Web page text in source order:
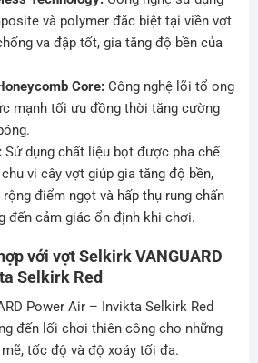
và polymer đặc biệt tại viền vợt
va đập tốt, gia tăng độ bền của
Core:Công nghệ lõi tổ ong
mạnh tối ưu đồng thời tăng cường
Sử dụng chất liệu bọt được pha chế
vi cây vợt giúp gia tăng độ bền,
điểm ngọt và hấp thụ rung chấn
đến cảm giác ổn định khi chơi.
với vợt Selkirk VANGUARD
Selkirk Red
Power Air – Invikta Selkirk Red
đến lối chơi thiên công cho những
tốc độ và độ xoáy tối đa.